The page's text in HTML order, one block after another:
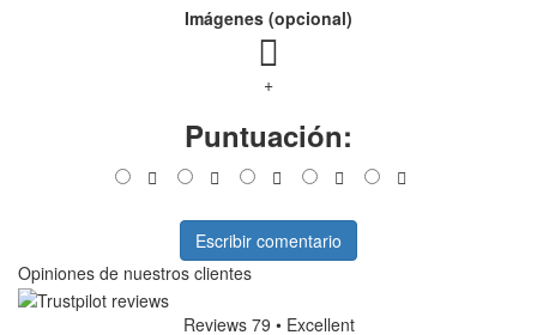
Imágenes (opcional)
+
Puntuación:
Escribir comentario
Opiniones de nuestros clientes
Reviews 79 • Excellent